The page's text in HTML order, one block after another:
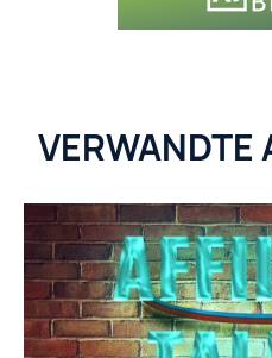
VERWANDTE